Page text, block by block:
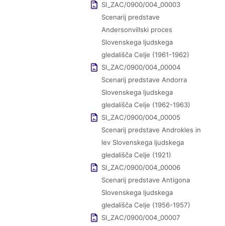
SI_ZAC/0900/004_00003
Scenarij predstave
Andersonvillski proces
Slovenskega ljudskega
gledališča Celje (1961-1962)
SI_ZAC/0900/004_00004
Scenarij predstave Andorra
Slovenskega ljudskega
gledališča Celje (1962-1963)
SI_ZAC/0900/004_00005
Scenarij predstave Androkles in
lev Slovenskega ljudskega
gledališča Celje (1921)
SI_ZAC/0900/004_00006
Scenarij predstave Antigona
Slovenskega ljudskega
gledališča Celje (1956-1957)
SI_ZAC/0900/004_00007